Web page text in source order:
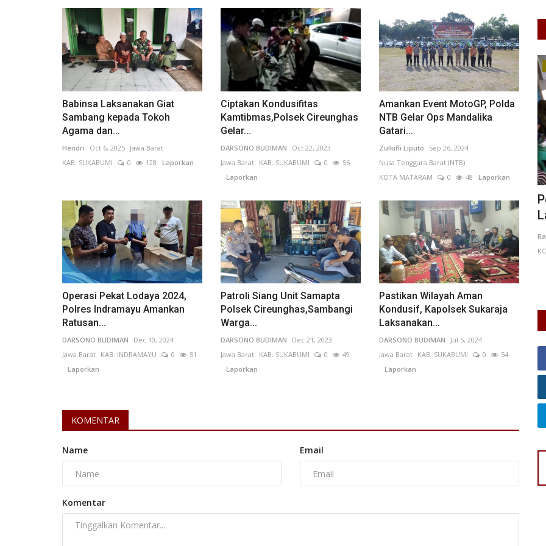
Babinsa Laksanakan Giat
Sambang kepada Tokoh
Agama dan...
Hendri Oct 6, 2025 Jawa Barat
KAB. SUKABUMI
0 128 Laporkan
Ciptakan Kondusifitas
Kamtibmas,Polsek Cireunghas
Gelar...
DARSONO BUDIMAN
Oct 22, 2023
Jawa Barat
KAB. SUKABUMI 0
56
Laporkan
Amankan Event MotoGP, Polda
NTB Gelar Ops Mandalika
Gatari...
Zulkifli Liputo
Sep 26, 2024
Nusa Tenggara Barat (NTB)
KOTA MATARAM
0 48 Laporkan
Operasi Pekat Lodaya 2024,
Polres Indramayu Amankan
Ratusan...
DARSONO BUDIMAN
Dec 10, 2024
Jawa Barat KAB. INDRAMAYU 0
51
Laporkan
Patroli Siang Unit Samapta
Polsek Cireunghas,Sambangi
Warga...
DARSONO BUDIMAN
Dec 21, 2023
Jawa Barat
KAB. SUKABUMI 0
49
Laporkan
Pastikan Wilayah Aman
Kondusif, Kapolsek Sukaraja
Laksanakan...
DARSONO BUDIMAN
Jul 5, 2024
Jawa Barat
KAB. SUKABUMI 0
54
Laporkan
KOMENTAR
Name Email
Komentar
Layanan Publik
Operasi Ketupat Digelar, Layanan Publik
Diperkuat untuk...
Miftadayung Mar 26, 2026 DI Yogyakarta KOTA YOGYAKARTA
42Laporkan
Operasi Ketupat yang diselenggarakan oleh Kepolisian
Negara Republik Indonesia merupakan...
Kesehatan
Pemerintah Kalimantan Barat Perkuat
Layanan Kesehatan Preventif...
Rahma Brahmana Jul 23, 2026 Kalimantan Barat
KOTA PONTIANAK
0 21Laporkan